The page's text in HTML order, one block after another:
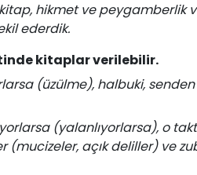
hikmet ve peygamberlik
ederdik.
kitaplar verilebilir.
(üzülme), halbuki,
(yalanlıyorlarsa), o
(mucizeler, açık deliller) ve